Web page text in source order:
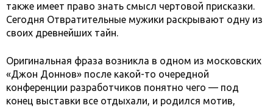
также имеет право знать смысл чертовой присказки.
Сегодня Отвратительные мужики раскрывают одну из
своих древнейших тайн.
Оригинальная фраза возникла в одном из московских
«Джон Доннов» после какой-то очередной
конференции разработчиков понятно чего — под
конец выставки все отдыхали, и родился мотив,